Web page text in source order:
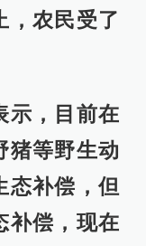
，农民受了
示，目前在
猪等野生动
态补偿，但
补偿，现在